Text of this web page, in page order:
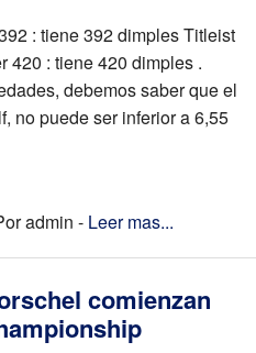
: tiene 392 dimples Titleist
420 : tiene 420 dimples .
debemos saber que el
no puede ser inferior a 6,55
admin - Leer mas...
comienzan